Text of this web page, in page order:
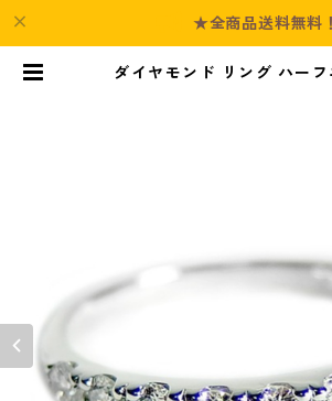
★全商品送料無料！
ダイヤモンド リング ハーフ